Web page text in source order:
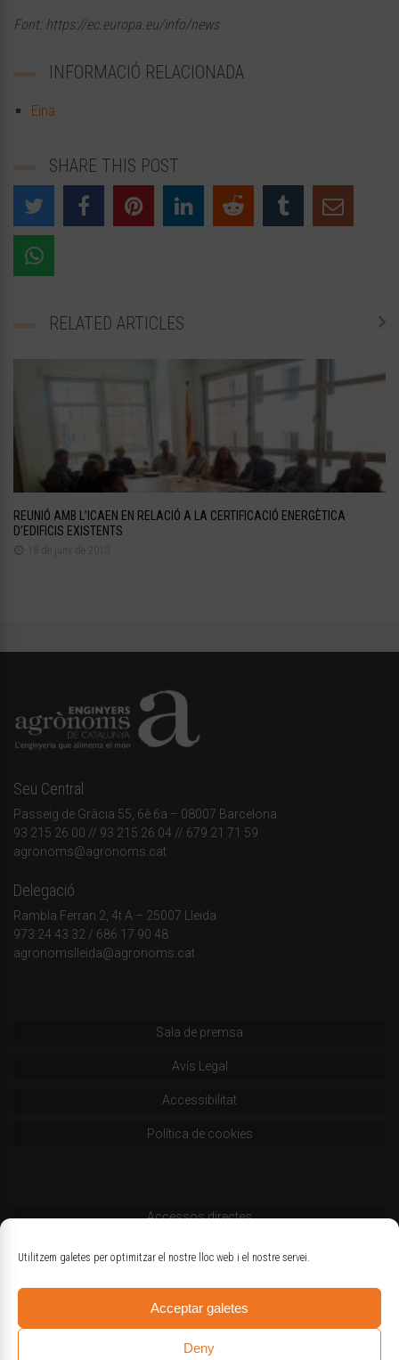
Utilitzem galetes per optimitzar el nostre lloc web i el nostre servei.
Acceptar galetes
Deny
Font: https://ec.europa.eu/info/news
INFORMACIÓ RELACIONADA
Eina
SHARE THIS POST
RELATED ARTICLES
REUNIÓ AMB L’ICAEN EN RELACIÓ A LA CERTIFICACIÓ ENERGÈTICA
D’EDIFICIS EXISTENTS
18 de juny de 2013
Seu Central
Passeig de Gràcia 55, 6è 6a – 08007 Barcelona
93 215 26 00 // 93 215 26 04 // 679 21 71 59
agronoms@agronoms.cat
Delegació
Rambla Ferran 2, 4t A – 25007 Lleida
973 24 43 32 / 686 17 90 48
agronomslleida@agronoms.cat
Sala de premsa
Avís Legal
Accessibilitat
Política de cookies
Accessos directes
Codi deontològic
Logotips oficials